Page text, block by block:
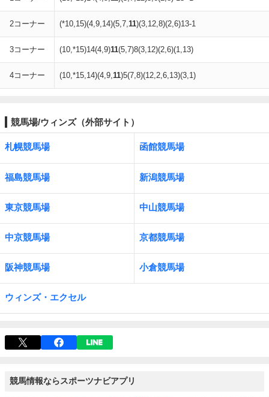
2コーナー (*10,15)(4,9,14)(5,7,11)(3,12,8)(2,6)13-1
3コーナー (10,*15)14(4,9)11(5,7)8(3,12)(2,6)(1,13)
4コーナー (10,*15,14)(4,9,11)5(7,8)(12,2,6,13)(3,1)
競馬場/ウィンズ（外部サイト）
札幌競馬場 函館競馬場
福島競馬場 新潟競馬場
東京競馬場 中山競馬場
中京競馬場 京都競馬場
阪神競馬場 小倉競馬場
ウィンズ・エクセル
競馬情報ならスポーツナビアプリ